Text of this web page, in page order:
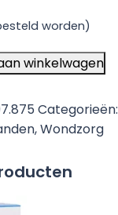
worden)
winkelwagen
Categorieën:
,Wondzorg